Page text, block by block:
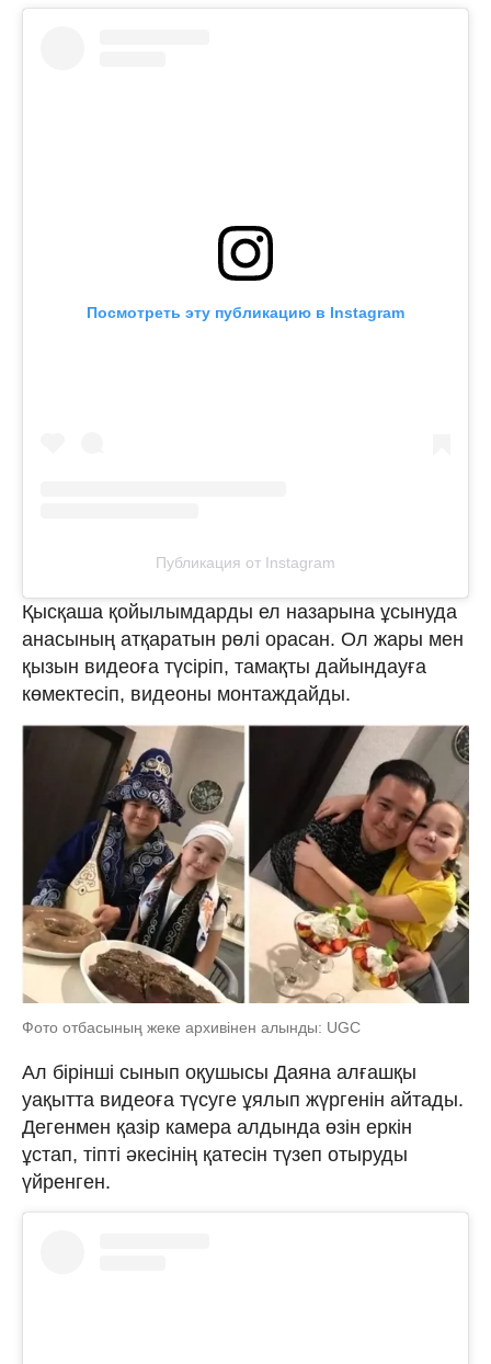
Посмотреть эту публикацию в Instagram
Публикация от Instagram
Қысқаша қойылымдарды ел назарына ұсынуда
анасының атқаратын рөлі орасан. Ол жары мен
қызын видеоға түсіріп, тамақты дайындауға
көмектесіп, видеоны монтаждайды.
Фото отбасының жеке архивінен алынды: UGC
Ал бірінші сынып оқушысы Даяна алғашқы
уақытта видеоға түсуге ұялып жүргенін айтады.
Дегенмен қазір камера алдында өзін еркін
ұстап, тіпті әкесінің қатесін түзеп отыруды
үйренген.